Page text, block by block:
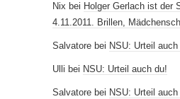
Nix bei Holger Gerlach ist der
4.11.2011. Brillen,
Salvatore bei NSU: Urteil auch
Ulli bei NSU: Urteil auch du!
Salvatore bei NSU: Urteil auch